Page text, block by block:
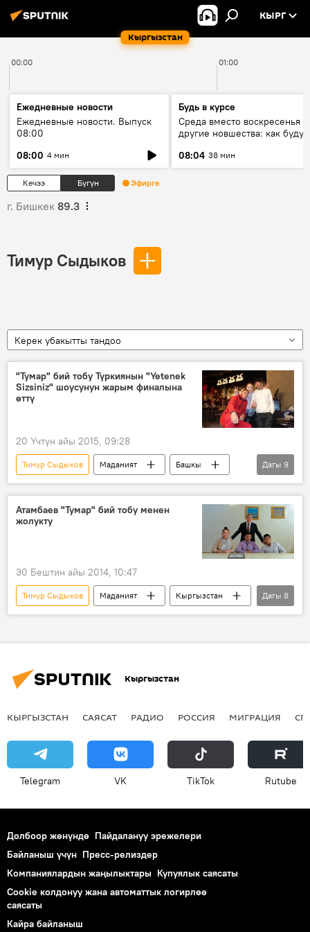
Кыргызстан
КЫРГ
00:00 01:00
Ежедневные новости
Ежедневные новости. Выпуск
08:00
08:00 4 мин
Будь в курсе
Среда вместо воскресенья и
другие новшества: как будут
08:04 38 мин
Кечээ Бүгүн Эфирге
г. Бишкек 89.3
Тимур Сыдыков
Керек убакытты тандоо
"Тумар" бий тобу Түркиянын "Yetenek
Sizsiniz" шоусунун жарым финалына
өттү
20 Үчтүн айы 2015, 09:28
Тимур Сыдыков Маданият
Башкы
Коом
Жаңылыктар
Алмазбек Атамбаев
Самыйбек кызы Адина
Карабек уулу Талгат
Эрмек Кадыров
Тумар бий тобу
Дагы 9
Атамбаев "Тумар" бий тобу менен
жолукту
30 Бештин айы 2014, 10:47
Тимур Сыдыков Маданият
Кыргызстан
Коом
Жаңылыктар
Тумар бий тобу
Таалайбек уулу Эрдик
Дагы 8
Кыргызстан
КЫРГЫЗСТАН САЯСАТ РАДИО РОССИЯ МИГРАЦИЯ
Telegram VK ТikТоk Rutube
Долбоор жөнүндө Пайдалануу эрежелери
Байланыш үчүн Пресс-релиздер
Компаниялардын жаңылыктары Купуялык саясаты
Cookie колдонуу жана автоматтык логирлөө
саясаты
Кайра байланыш